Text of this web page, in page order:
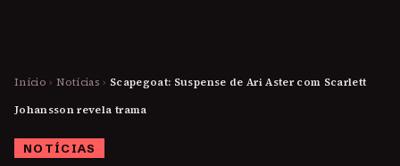
Início › Notícias › Scapegoat: Suspense de Ari Aster com Scarlett
Johansson revela trama
NOTÍCIAS